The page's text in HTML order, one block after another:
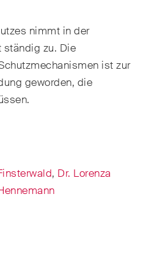
nimmt in der
ständig zu. Die
ist zur
geworden, die
, Dr. Lorenza